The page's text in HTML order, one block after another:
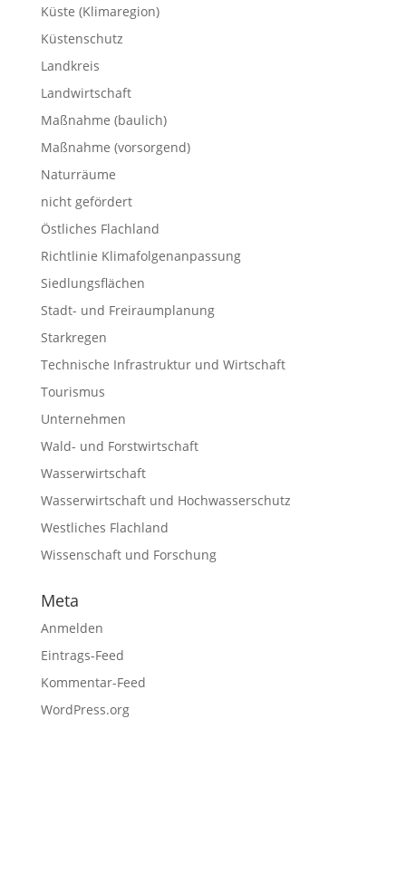
Küste (Klimaregion)
Küstenschutz
Landkreis
Landwirtschaft
Maßnahme (baulich)
Maßnahme (vorsorgend)
Naturräume
nicht gefördert
Östliches Flachland
Richtlinie Klimafolgenanpassung
Siedlungsflächen
Stadt- und Freiraumplanung
Starkregen
Technische Infrastruktur und Wirtschaft
Tourismus
Unternehmen
Wald- und Forstwirtschaft
Wasserwirtschaft
Wasserwirtschaft und Hochwasserschutz
Westliches Flachland
Wissenschaft und Forschung
Meta
Anmelden
Eintrags-Feed
Kommentar-Feed
WordPress.org